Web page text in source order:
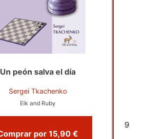
6
Un peón salva el día
Sergei Tkachenko
Elk and Ruby
Comprar por 15,90 €